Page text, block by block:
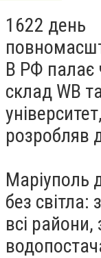
1622 день
В РФ палає
склад WB
розробляв
Маріуполь
без світла:
всі